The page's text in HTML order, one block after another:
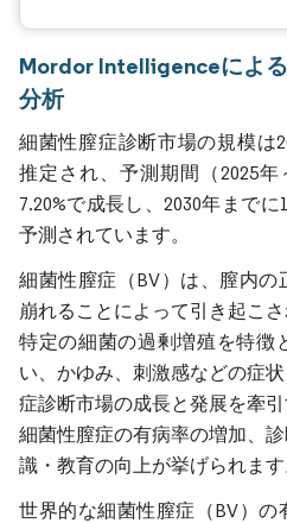
Mordor Intelligenceによ
分析
細菌性膣症診断市場の規模は
推定され、予測期間（2025年
7.20%で成長し、2030年までに
予測されています。
細菌性膣症（BV）は、膣内
崩れることによって引き起こ
特定の細菌の過剰増殖を特徴
い、かゆみ、刺激感などの症
症診断市場の成長と発展を牽
細菌性膣症の有病率の増加、
識・教育の向上が挙げられます
世界的な細菌性膣症（BV）